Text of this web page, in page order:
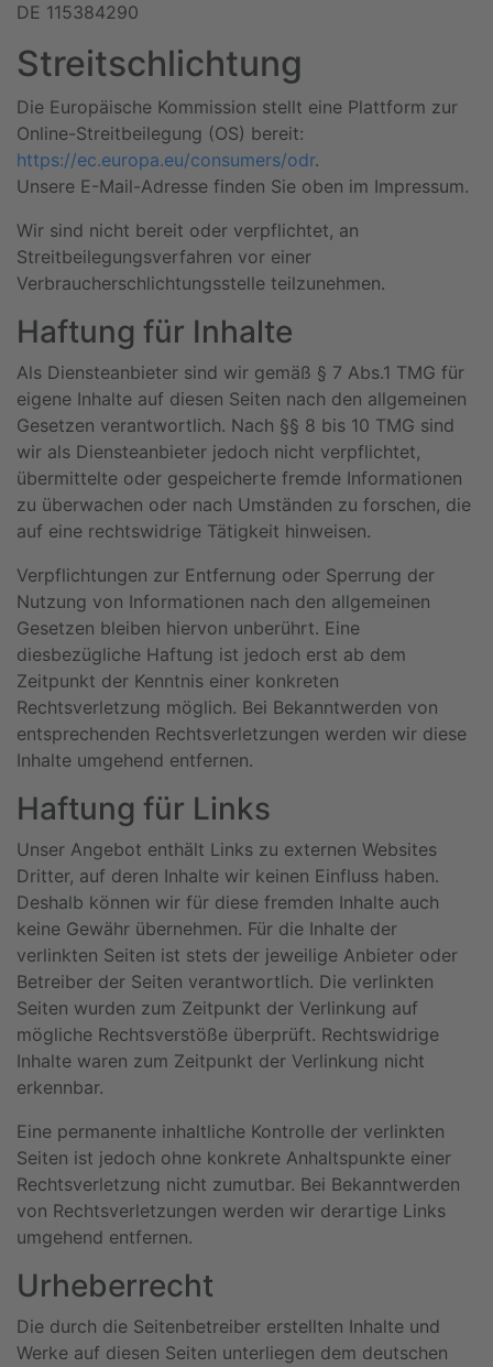
DE 115384290
Streitschlichtung
Die Europäische Kommission stellt eine Plattform zur
Online-Streitbeilegung (OS) bereit:
https://ec.europa.eu/consumers/odr.
Unsere E-Mail-Adresse finden Sie oben im Impressum.
Wir sind nicht bereit oder verpflichtet, an
Streitbeilegungsverfahren vor einer
Verbraucherschlichtungsstelle teilzunehmen.
Haftung für Inhalte
Als Diensteanbieter sind wir gemäß § 7 Abs.1 TMG für
eigene Inhalte auf diesen Seiten nach den allgemeinen
Gesetzen verantwortlich. Nach §§ 8 bis 10 TMG sind
wir als Diensteanbieter jedoch nicht verpflichtet,
übermittelte oder gespeicherte fremde Informationen
zu überwachen oder nach Umständen zu forschen, die
auf eine rechtswidrige Tätigkeit hinweisen.
Verpflichtungen zur Entfernung oder Sperrung der
Nutzung von Informationen nach den allgemeinen
Gesetzen bleiben hiervon unberührt. Eine
diesbezügliche Haftung ist jedoch erst ab dem
Zeitpunkt der Kenntnis einer konkreten
Rechtsverletzung möglich. Bei Bekanntwerden von
entsprechenden Rechtsverletzungen werden wir diese
Inhalte umgehend entfernen.
Haftung für Links
Unser Angebot enthält Links zu externen Websites
Dritter, auf deren Inhalte wir keinen Einfluss haben.
Deshalb können wir für diese fremden Inhalte auch
keine Gewähr übernehmen. Für die Inhalte der
verlinkten Seiten ist stets der jeweilige Anbieter oder
Betreiber der Seiten verantwortlich. Die verlinkten
Seiten wurden zum Zeitpunkt der Verlinkung auf
mögliche Rechtsverstöße überprüft. Rechtswidrige
Inhalte waren zum Zeitpunkt der Verlinkung nicht
erkennbar.
Eine permanente inhaltliche Kontrolle der verlinkten
Seiten ist jedoch ohne konkrete Anhaltspunkte einer
Rechtsverletzung nicht zumutbar. Bei Bekanntwerden
von Rechtsverletzungen werden wir derartige Links
umgehend entfernen.
Urheberrecht
Die durch die Seitenbetreiber erstellten Inhalte und
Werke auf diesen Seiten unterliegen dem deutschen